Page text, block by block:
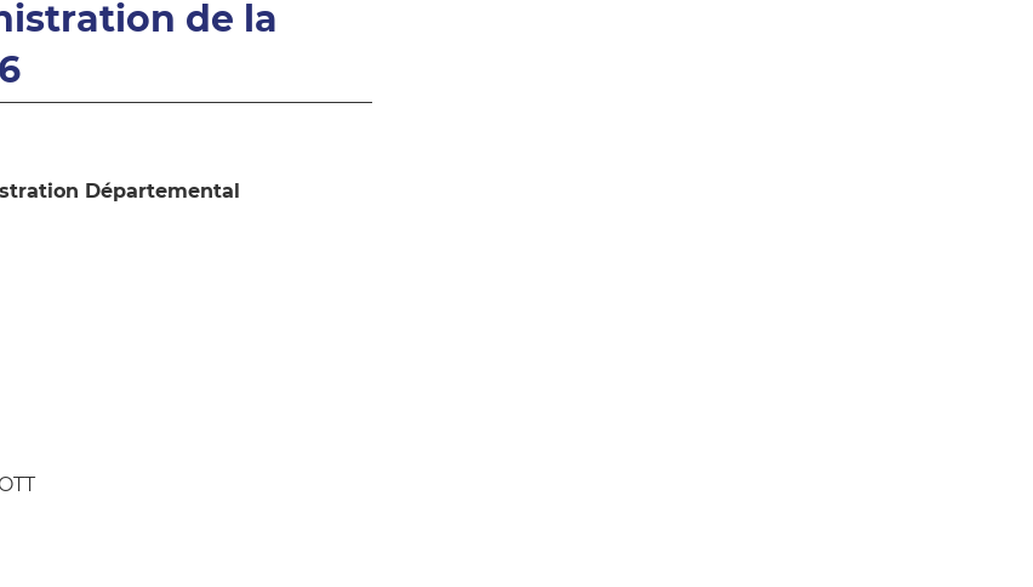
de la
Départemental